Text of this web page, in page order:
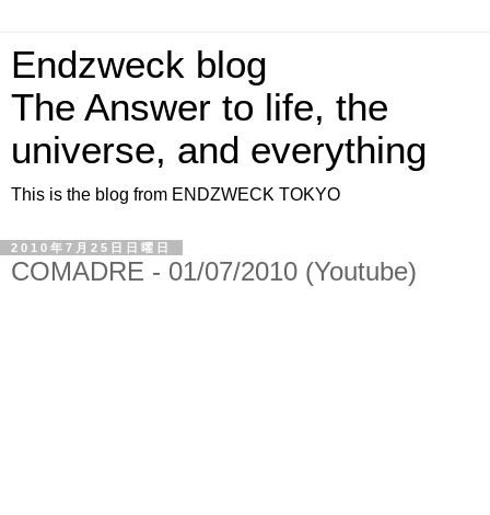
Endzweck blog
The Answer to life, the
universe, and everything
This is the blog from ENDZWECK TOKYO
2010年7月25日日曜日
COMADRE - 01/07/2010 (Youtube)